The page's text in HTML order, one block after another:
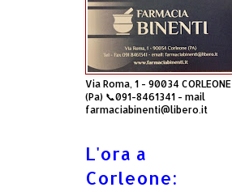
Via Roma, 1 - 90034 CORLEONE
(Pa) 📞091-8461341 - mail
farmaciabinenti@libero.it
L'ora a
Corleone: